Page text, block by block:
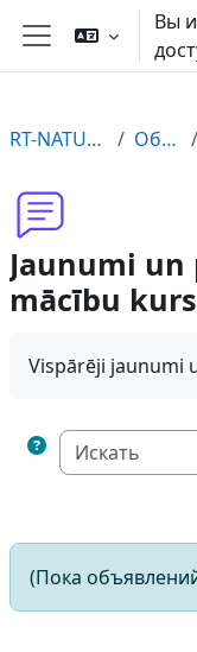
Перейти к
Боковая
Вы
RT-NATURA-LV Общее
Jaunumi
mācību
Vispārēji jaunumi
(Пока